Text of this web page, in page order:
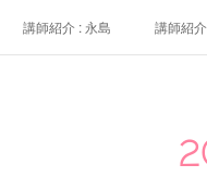
講師紹介 : 永島 講師紹